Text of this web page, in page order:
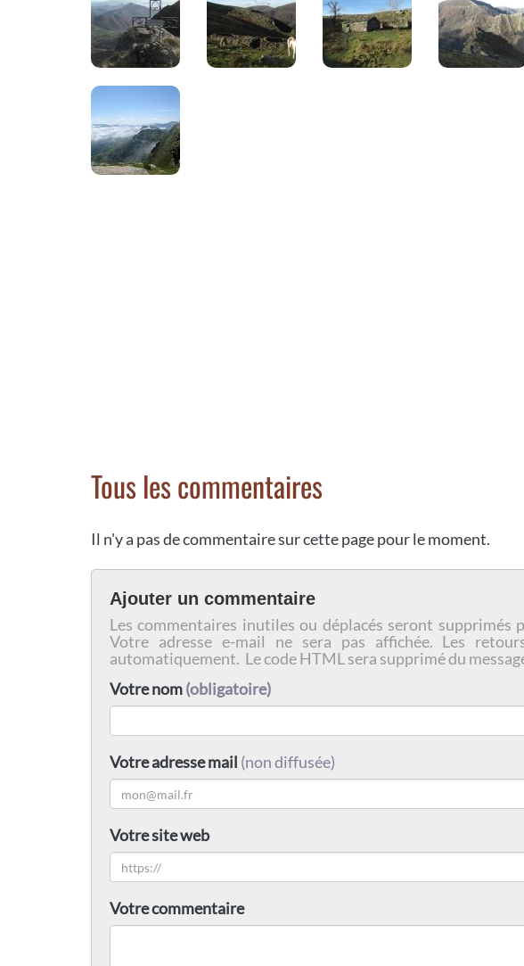
Tous les commentaires
Il n'y a pas de commentaire sur cette page pour le moment.
Ajouter un commentaire
Les commentaires inutiles ou déplacés seront supprimés
Votre adresse e-mail ne sera pas affichée. Les
automatiquement. Le code HTML sera supprimé du
Votre nom(obligatoire)
Votre adresse mail (non diffusée)
Votre site web
Votre commentaire